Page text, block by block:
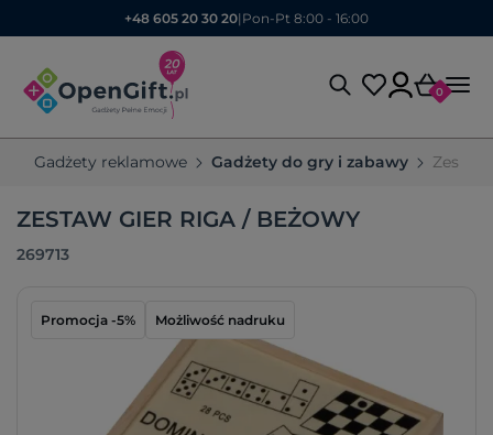
+48 605 20 30 20| Pon-Pt 8:00 - 16:00
0
Gadżety reklamowe Gadżety do gry i zabawy Zestaw
ZESTAW GIER RIGA / BEŻOWY
269713
Promocja -5% Możliwość nadruku